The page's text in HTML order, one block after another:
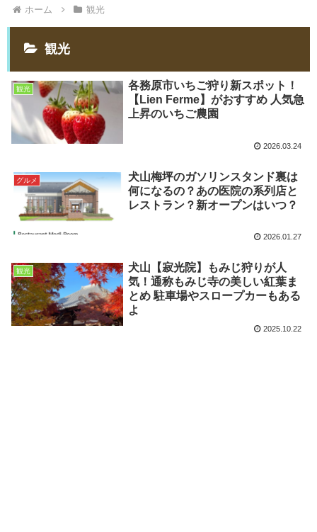
ホーム 観光
観光
観光
各務原市いちご狩り新スポット！
【Lien Ferme】がおすすめ 人気急
上昇のいちご農園
2026.03.24
グルメ
犬山梅坪のガソリンスタンド裏は
何になるの？あの医院の系列店と
レストラン？新オープンはいつ？
2026.01.27
観光
犬山【寂光院】もみじ狩りが人
気！通称もみじ寺の美しい紅葉ま
とめ 駐車場やスロープカーもある
よ
2025.10.22